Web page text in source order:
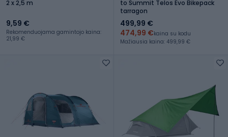
2 x 2,5 m
9,59 €
Rekomenduojama gamintojo kaina:
21,99 €
to Summit Telos Evo Bikepack
tarragon
499,99 €
474,99 €kaina su kodu
Mažiausia kaina: 499,99 €